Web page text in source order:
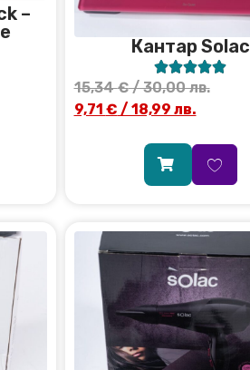
–
Кантар Solac

15,34€/ 30,00 лв.
9,71 € / 18,99 лв.